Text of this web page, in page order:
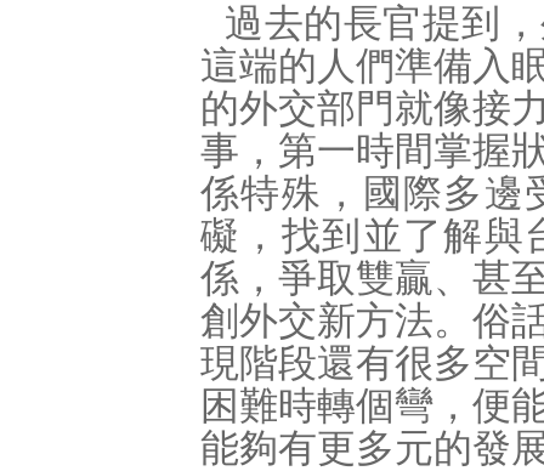
過去的長官提到
這端的人們準備入
的外交部門就像接
事，第一時間掌握
係特殊，國際多邊
礙，找到並了解與
係，爭取雙贏、甚
創外交新方法。俗
現階段還有很多空
困難時轉個彎，便
能夠有更多元的發